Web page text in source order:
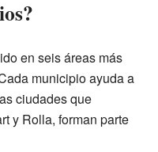
en seis áreas más
municipio ayuda a
ciudades que
y Rolla, forman parte